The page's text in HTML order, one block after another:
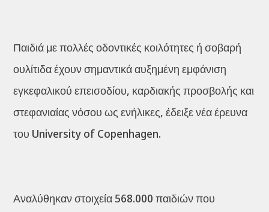
Παιδιά με πολλές οδοντικές κοιλότητες ή σοβαρή
ουλίτιδα έχουν σημαντικά αυξημένη εμφάνιση
εγκεφαλικού επεισοδίου, καρδιακής προσβολής και
στεφανιαίας νόσου ως ενήλικες, έδειξε νέα έρευνα
του University of Copenhagen.
Αναλύθηκαν στοιχεία 568.000 παιδιών που